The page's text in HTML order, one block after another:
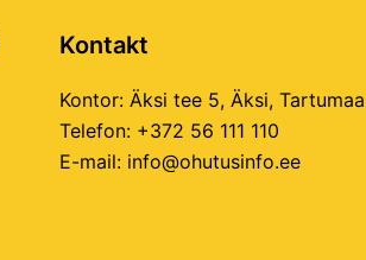
Kontakt
Kontor: Äksi tee 5, Äksi, Tartumaa
Telefon: +372 56 111 110
E-mail: info@ohutusinfo.ee